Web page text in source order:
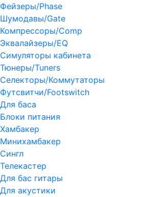
Фейзеры/Phase
Шумодавы/Gate
Компрессоры/Comp
Эквалайзеры/EQ
Симуляторы кабинета
Тюнеры/Tuners
Селекторы/Коммутаторы
Футсвитчи/Footswitch
Для баса
Блоки питания
Хамбакер
Минихамбакер
Сингл
Телекастер
Для бас гитары
Для акустики